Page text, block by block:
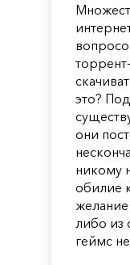
это?
они
никому
обилие
желание
либо из
геймс